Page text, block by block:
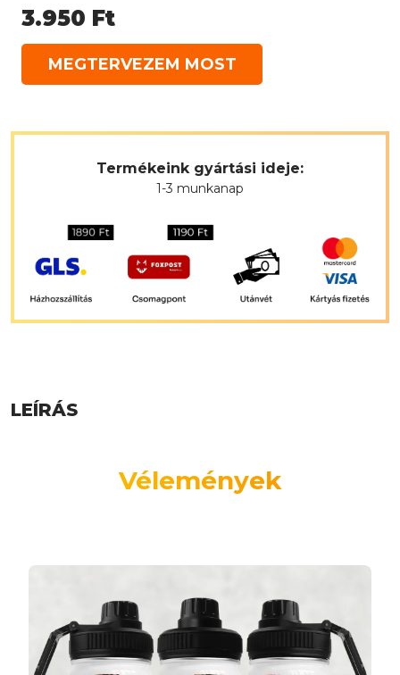
3.950 Ft
MEGTERVEZEM MOST
Termékeink gyártási ideje:
1-3 munkanap
LEÍRÁS
Vélemények